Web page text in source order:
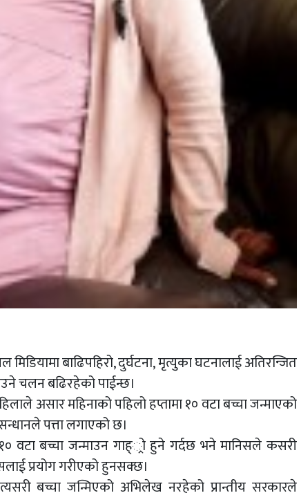
बाढिपहिरो, दुर्घटना, मृत्युका घटनालाई अतिरन्जित
चलन बढिरहेको पाईन्छ।
असार महिनाको पहिलो हप्तामा १० वटा बच्चा जन्माएको
पत्ता लगाएको छ।
बच्चा जन्माउन गाह््रो हुने गर्दछ भने मानिसले कसरी
प्रयोग गरीएको हुनसक्छ।
बच्चा जन्मिएको अभिलेख नरहेको प्रान्तीय सरकारले